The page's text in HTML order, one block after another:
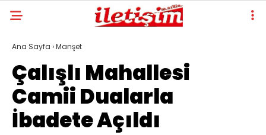
Ana Sayfa ›Manşet
Çalışlı Mahallesi
Camii Dualarla
İbadete Açıldı